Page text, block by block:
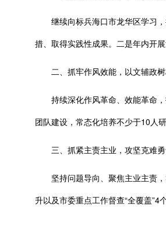
继续向标兵海口市龙华区学习，
措、取得实践性成果。二是年内开
二、抓牢作风效能，以文辅政
持续深化作风革命、效能革命，
团队建设，常态化培养不少于10人
三、抓紧主责主业，攻坚克难
坚持问题导向、聚焦主业主责，
升以及市委重点工作督查“全覆盖